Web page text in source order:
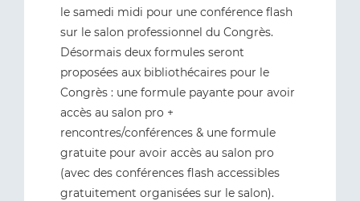
le samedi midi pour une conférence flash
sur le salon professionnel du Congrès.
Désormais deux formules seront
proposées aux bibliothécaires pour le
Congrès : une formule payante pour avoir
accès au salon pro +
rencontres/conférences & une formule
gratuite pour avoir accès au salon pro
(avec des conférences flash accessibles
gratuitement organisées sur le salon).